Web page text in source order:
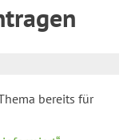
bereits für